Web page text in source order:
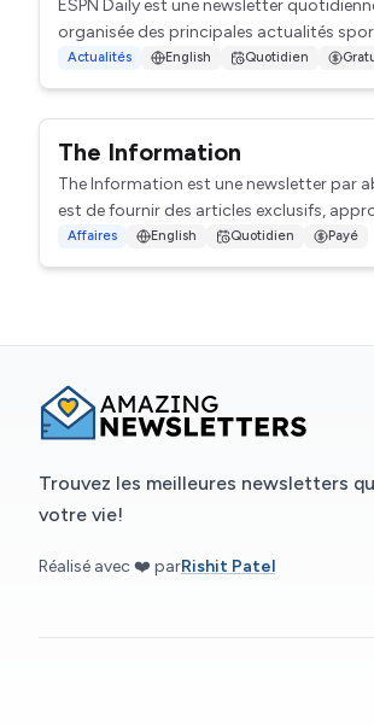
ESPN Daily est une newsletter
organisée des principales actualités
Actualités English Quotidien
The Information
The Information est une newsletter par
est de fournir des articles exclusifs,
Affaires English Quotidien Payé
Trouvez les meilleures newsletters
votre vie!
Réalisé avec ❤️ parRishit Patel